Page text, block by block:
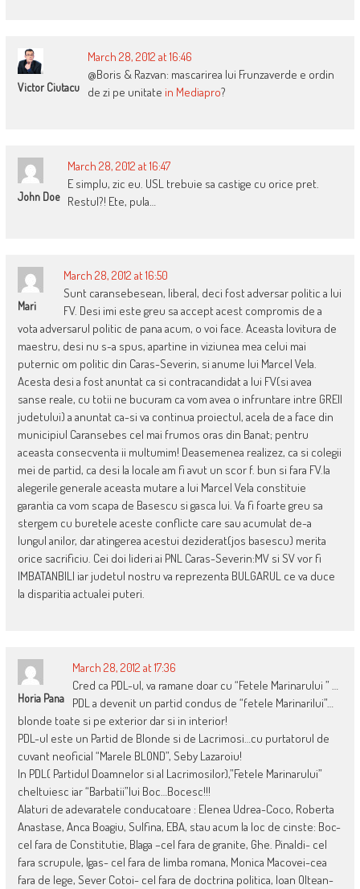
Victor Ciutacu
March 28, 2012 at 16:46
@Boris & Razvan: mascarirea lui Frunzaverde e ordin
de zi pe unitate in Mediapro?
John Doe
March 28, 2012 at 16:47
E simplu, zic eu. USL trebuie sa castige cu orice pret.
Restul?! Ete, pula…
Mari
March 28, 2012 at 16:50
Sunt caransebesean, liberal, deci fost adversar politic a lui
FV. Desi imi este greu sa accept acest compromis de a
vota adversarul politic de pana acum, o voi face. Aceasta lovitura de
maestru, desi nu s-a spus, apartine in viziunea mea celui mai
puternic om politic din Caras-Severin, si anume lui Marcel Vela.
Acesta desi a fost anuntat ca si contracandidat a lui FV(si avea
sanse reale, cu totii ne bucuram ca vom avea o infruntare intre GREII
judetului) a anuntat ca-si va continua proiectul, acela de a face din
municipiul Caransebes cel mai frumos oras din Banat; pentru
aceasta consecventa ii multumim! Deasemenea realizez, ca si colegii
mei de partid, ca desi la locale am fi avut un scor f. bun si fara FV.la
alegerile generale aceasta mutare a lui Marcel Vela constituie
garantia ca vom scapa de Basescu si gasca lui. Va fi foarte greu sa
stergem cu buretele aceste conflicte care sau acumulat de-a
lungul anilor, dar atingerea acestui deziderat(jos basescu) merita
orice sacrificiu. Cei doi lideri ai PNL Caras-Severin:MV si SV vor fi
IMBATANBILI iar judetul nostru va reprezenta BULGARUL ce va duce
la disparitia actualei puteri.
Horia Pana
March 28, 2012 at 17:36
Cred ca PDL-ul, va ramane doar cu “Fetele Marinarului ” …
PDL a devenit un partid condus de “fetele Marinarilui”…
blonde toate si pe exterior dar si in interior!
PDL-ul este un Partid de Blonde si de Lacrimosi…cu purtatorul de
cuvant neoficial “Marele BLOND”, Seby Lazaroiu!
In PDL( Partidul Doamnelor si al Lacrimosilor),”Fetele Marinarului”
cheltuiesc iar “Barbatii”lui Boc…Bocesc!!!
Alaturi de adevaratele conducatoare : Elenea Udrea-Coco, Roberta
Anastase, Anca Boagiu, Sulfina, EBA, stau acum la loc de cinste: Boc-
cel fara de Constitutie, Blaga –cel fara de granite, Ghe. Pinaldi- cel
fara scrupule, Igas- cel fara de limba romana, Monica Macovei-cea
fara de lege, Sever Cotoi- cel fara de doctrina politica, Ioan Oltean-